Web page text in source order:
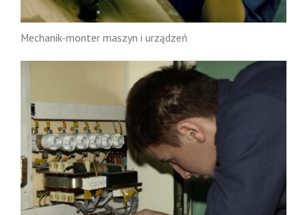
Mechanik-monter maszyn i urządzeń